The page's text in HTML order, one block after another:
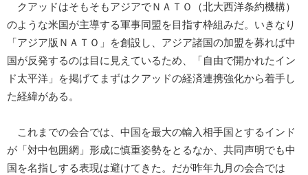
クアッドはそもそもアジアでＮＡＴＯ（北大西洋条約機構）
のような米国が主導する軍事同盟を目指す枠組みだ。いきなり
「アジア版ＮＡＴＯ」を創設し、アジア諸国の加盟を募れば中
国が反発するのは目に見えているため、「自由で開かれたイン
ド太平洋」を掲げてまずはクアッドの経済連携強化から着手し
た経緯がある。
これまでの会合では、中国を最大の輸入相手国とするインド
が「対中包囲網」形成に慎重姿勢をとるなか、共同声明でも中
国を名指しする表現は避けてきた。だが昨年九月の会合では